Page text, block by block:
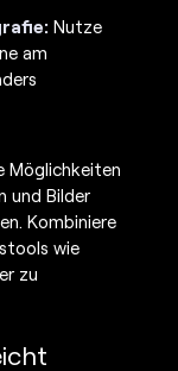
Nutze
am
Möglichkeiten
und Bilder
Kombiniere
wie
zu